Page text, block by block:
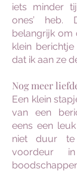
iets minder
ones’ heb.
belangrijk om
klein
dat ik aan ze
Nog meer
Een klein
van een
eens een
niet duur
voordeur